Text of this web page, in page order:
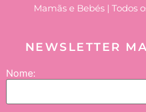
Mamãs e Bebés | Todos
NEWSLETTER
Nome: